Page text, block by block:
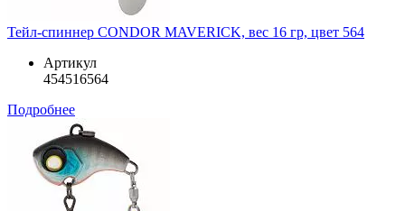
Тейл-спиннер CONDOR MAVERICK, вес 16 гр, цвет 564
Артикул
454516564
Подробнее